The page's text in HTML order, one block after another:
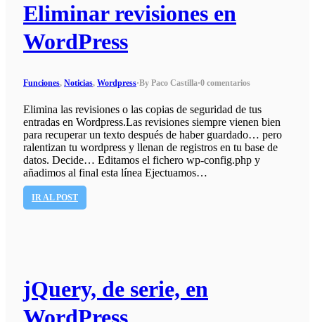
Eliminar revisiones en
WordPress
Funciones, Noticias, Wordpress·By Paco Castilla·0 comentarios
Elimina las revisiones o las copias de seguridad de tus
entradas en Wordpress.Las revisiones siempre vienen bien
para recuperar un texto después de haber guardado… pero
ralentizan tu wordpress y llenan de registros en tu base de
datos. Decide… Editamos el fichero wp-config.php y
añadimos al final esta línea Ejectuamos…
IR AL POST
jQuery, de serie, en
WordPress